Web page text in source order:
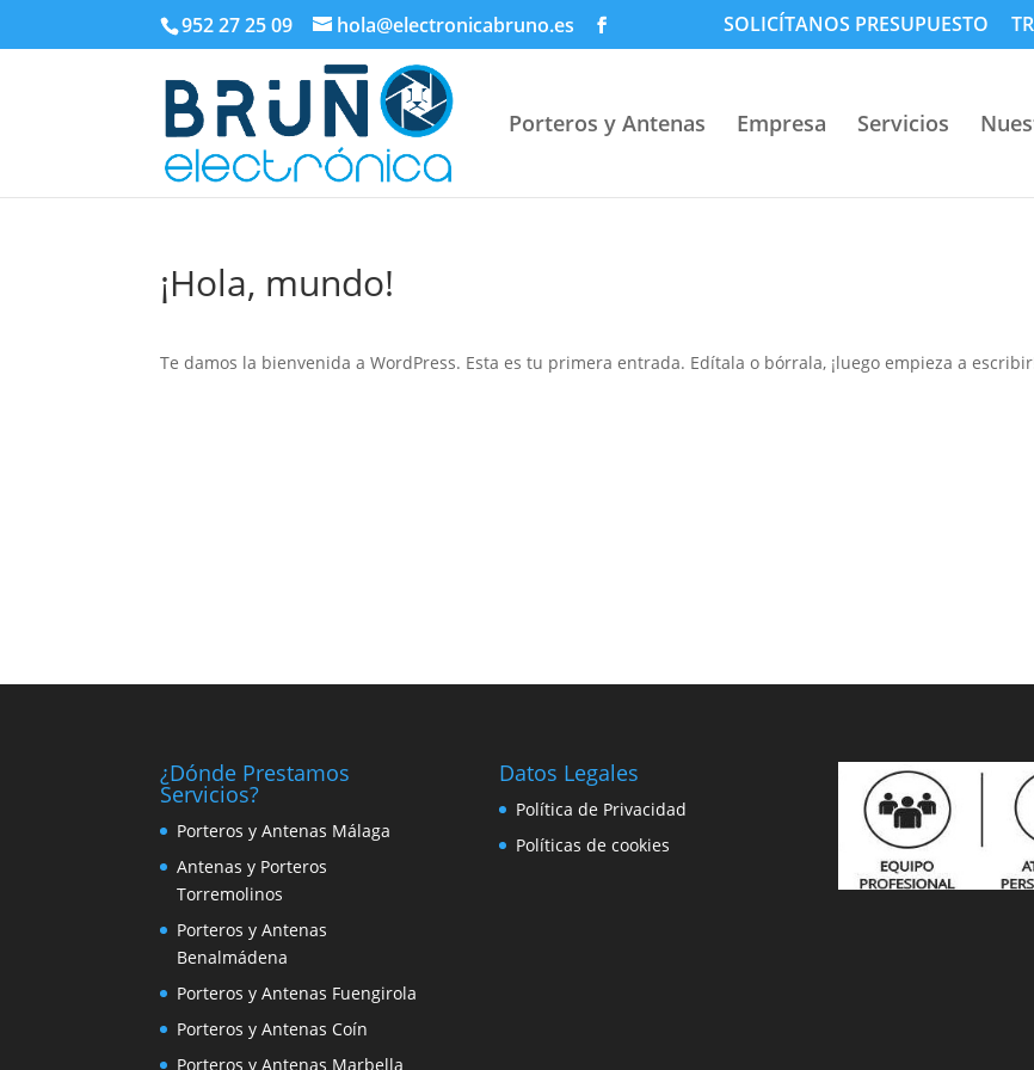
952 27 25 09 hola@electronicabruno.es SOLICÍTANOS PRESUPUESTO
Porteros y Antenas Empresa Servicios
¡Hola, mundo!
Te damos la bienvenida a WordPress. Esta es tu primera entrada. Edítala o bórrala, ¡luego empieza a
¿Dónde Prestamos
Servicios?
Porteros y Antenas Málaga
Antenas y Porteros
Torremolinos
Porteros y Antenas
Benalmádena
Porteros y Antenas Fuengirola
Porteros y Antenas Coín
Porteros y Antenas Marbella
Datos Legales
Política de Privacidad
Políticas de cookies